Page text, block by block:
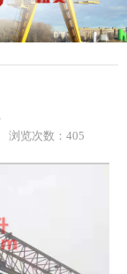
浏览次数：405